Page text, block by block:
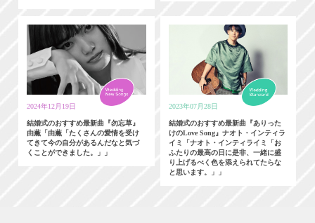
2024年12月19日
結婚式のおすすめ最新曲『勿忘草』
由薫「由薫「たくさんの愛情を受け
てきて今の自分があるんだなと気づ
くことができました。」」
2023年07月28日
結婚式のおすすめ最新曲『ありった
けのLove Song』ナオト・インティラ
イミ「ナオト・インティライミ「お
ふたりの最高の日に是非、一緒に盛
り上げるべく色を添えられてたらな
と思います。」」